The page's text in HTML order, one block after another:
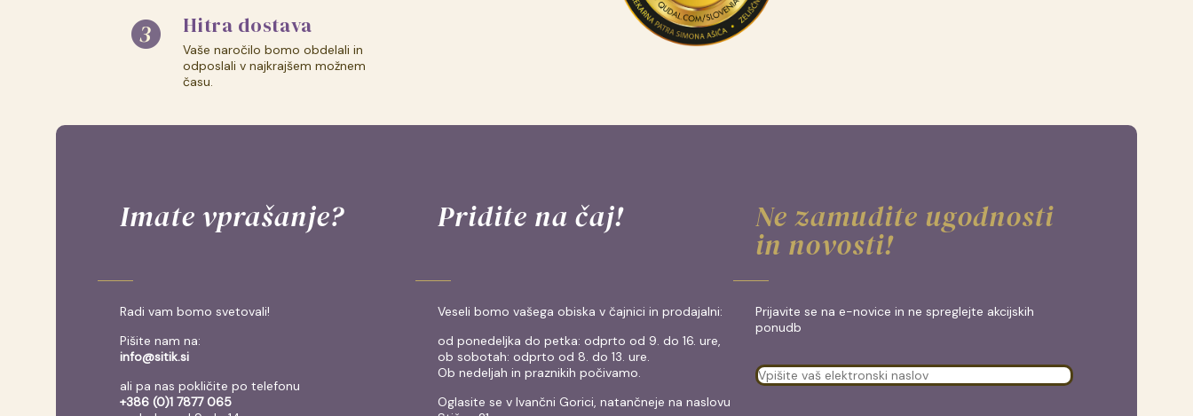
Hitra dostava
Vaše naročilo bomo obdelali in
odposlali v najkrajšem možnem
času.
Imate vprašanje?
Radi vam bomo svetovali!
Pišite nam na:
info@sitik.si
ali pa nas pokličite po telefonu
+386 (0)1 7877 065
Pridite na čaj!
Veseli bomo vašega obiska v čajnici in prodajalni:
od ponedeljka do petka: odprto od 9. do 16. ure,
ob sobotah: odprto od 8. do 13. ure.
Ob nedeljah in praznikih počivamo.
Oglasite se v Ivančni Gorici, natančneje na naslovu
Ne zamudite ugodnosti
in novosti!
Prijavite se na e-novice in ne spreglejte akcijskih
ponudb